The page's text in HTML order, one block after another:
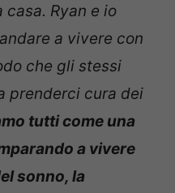
Ryan e io
a vivere con
che gli stessi
prenderci cura dei
tutti come una
a vivere
sonno, la